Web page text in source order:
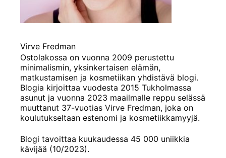
Virve Fredman
Ostolakossa on vuonna 2009 perustettu
minimalismin, yksinkertaisen elämän,
matkustamisen ja kosmetiikan yhdistävä blogi.
Blogia kirjoittaa vuodesta 2015 Tukholmassa
asunut ja vuonna 2023 maailmalle reppu selässä
muuttanut 37-vuotias Virve Fredman, joka on
koulutukseltaan estenomi ja kosmetiikkamyyjä.
Blogi tavoittaa kuukaudessa 45 000 uniikkia
kävijää (10/2023).